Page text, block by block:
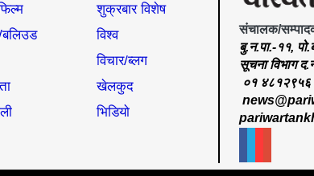
शुक्रबार विशेष
विश्व
विचार/ब्लग
खेलकुद
भिडियो
संचालक/
बु.न.पा.-११,
सूचना विभाग
०१ ४८१२९५६